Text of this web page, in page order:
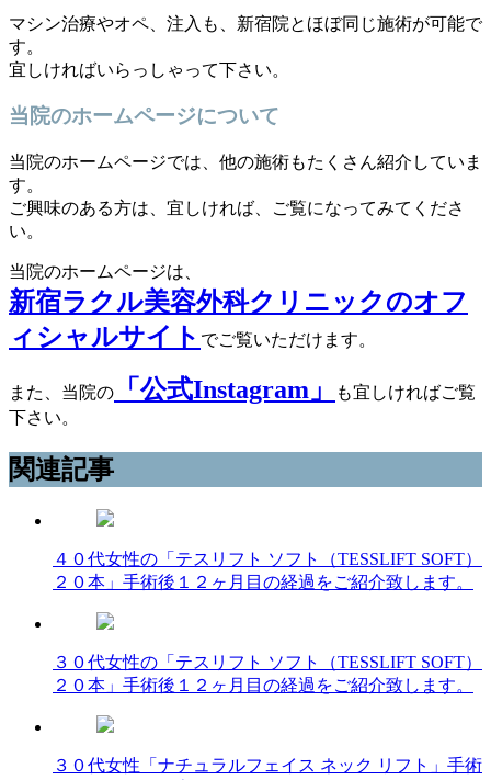
マシン治療やオペ、注入も、新宿院とほぼ同じ施術が可能で
す。
宜しければいらっしゃって下さい。
当院のホームページについて
当院のホームページでは、他の施術もたくさん紹介していま
す。
ご興味のある方は、宜しければ、ご覧になってみてくださ
い。
当院のホームページは、
新宿ラクル美容外科クリニックのオフ
ィシャルサイト でご覧いただけます。
また、当院の 「公式Instagram」
も宜しければご覧
下さい。
関連記事
４０代女性の「テスリフト ソフト（TESSLIFT SOFT）
２０本」手術後１２ヶ月目の経過をご紹介致します。
３０代女性の「テスリフト ソフト（TESSLIFT SOFT）
２０本」手術後１２ヶ月目の経過をご紹介致します。
３０代女性「ナチュラルフェイス ネック リフト」手術